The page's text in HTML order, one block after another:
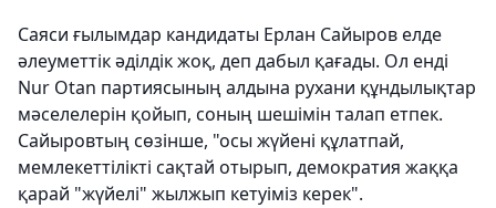
Саяси ғылымдар кандидаты Ерлан Сайыров елде
әлеуметтік әділдік жоқ, деп дабыл қағады. Ол енді
Nur Otan партиясының алдына рухани құндылықтар
мәселелерін қойып, соның шешімін талап етпек.
Сайыровтың сөзінше, "осы жүйені құлатпай,
мемлекеттілікті сақтай отырып, демократия жаққа
қарай "жүйелі" жылжып кетуіміз керек".